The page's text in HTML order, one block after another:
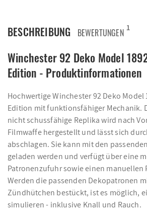
BESCHREIBUNG BEWERTUNGEN 1
Winchester 92 Deko Model
Edition - Produktinformationen
Hochwertige Winchester 92 Deko Model
Edition mit funktionsfähiger Mechanik.
nicht schussfähige Replika wird nach
Filmwaffe hergestellt und lässt sich
abschlagen. Sie kann mit den
geladen werden und verfügt über eine
Patronenzufuhr sowie einen manuellen
Werden die passenden Dekopatronen
Zündhütchen bestückt, ist es möglich,
simulieren - inklusive Knall und Rauch.